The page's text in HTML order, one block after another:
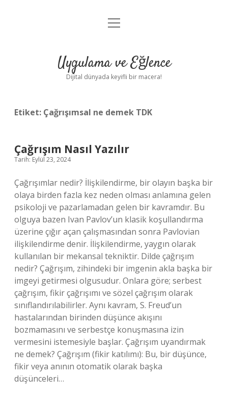
Anasayfa
Yasal Uyarı
menüyü
Uygulama ve Eğlence
Dijital dünyada keyifli bir macera!
Etiket: Çağrışımsal ne demek TDK
Çağrışım Nasıl Yazılır
Tarih: Eylül 23, 2024
Çağrışımlar nedir? İlişkilendirme, bir olayın başka bir
olaya birden fazla kez neden olması anlamına gelen
psikoloji ve pazarlamadan gelen bir kavramdır. Bu
olguya bazen Ivan Pavlov’un klasik koşullandırma
üzerine çığır açan çalışmasından sonra Pavlovian
ilişkilendirme denir. İlişkilendirme, yaygın olarak
kullanılan bir mekansal tekniktir. Dilde çağrışım
nedir? Çağrışım, zihindeki bir imgenin akla başka bir
imgeyi getirmesi olgusudur. Onlara göre; serbest
çağrışım, fikir çağrışımı ve sözel çağrışım olarak
sınıflandırılabilirler. Aynı kavram, S. Freud’un
hastalarından birinden düşünce akışını
bozmamasını ve serbestçe konuşmasına izin
vermesini istemesiyle başlar. Çağrışım uyandırmak
ne demek? Çağrışım (fikir katılımı): Bu, bir düşünce,
fikir veya anının otomatik olarak başka
düşünceleri…